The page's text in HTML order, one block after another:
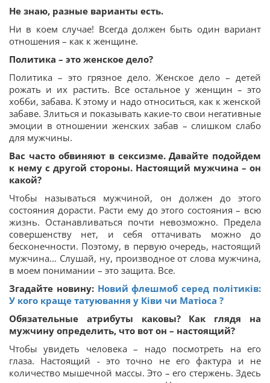
Не знаю, разные варианты есть.
Ни в коем случае! Всегда должен быть один вариант
отношения – как к женщине.
Политика – это женское дело?
Политика – это грязное дело. Женское дело – детей
рожать и их растить. Все остальное у женщин – это
хобби, забава. К этому и надо относиться, как к женской
забаве. Злиться и показывать какие-то свои негативные
эмоции в отношении женских забав – слишком слабо
для мужчины.
Вас часто обвиняют в сексизме. Давайте подойдем
к нему с другой стороны. Настоящий мужчина – он
какой?
Чтобы называться мужчиной, он должен до этого
состояния дорасти. Расти ему до этого состояния – всю
жизнь. Останавливаться почти невозможно. Предела
совершенству нет, и себя оттачивать можно до
бесконечности. Поэтому, в первую очередь, настоящий
мужчина… Слушай, ну, производное от слова мужчина,
в моем понимании – это защита. Все.
Згадайте новину: Новий флешмоб серед політиків:
У кого краще татуювання у Ківи чи Матіоса ?
Обязательные атрибуты каковы? Как глядя на
мужчину определить, что вот он – настоящий?
Чтобы увидеть человека – надо посмотреть на его
глаза. Настоящий - это точно не его фактура и не
количество мышечной массы. Это – его стержень. Здесь